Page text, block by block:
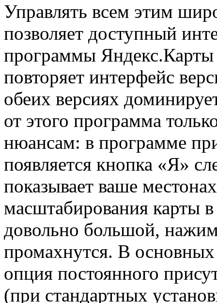
Управлять всем этим
позволяет доступный
программы
повторяет интерфейс
обеих версиях
от этого программа
нюансам: в программе
появляется кнопка «Я»
показывает ваше
масштабирования карты
довольно большой,
промахнутся. В
опция постоянного
(при стандартных